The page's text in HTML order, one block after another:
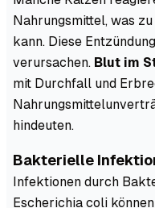
Nahrungsmittel, was
kann. Diese
verursachen. Blut im
mit Durchfall und
hindeuten.
Bakterielle
Infektionen durch
Escherichia coli